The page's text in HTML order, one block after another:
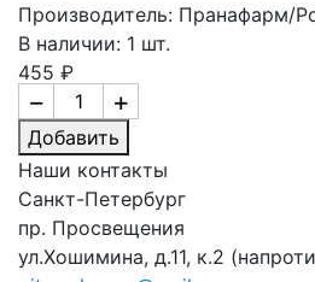
Производитель: Пранафарм/
В наличии: 1 шт.
455 ₽
+
−
Добавить
Наши контакты
Санкт-Петербург
пр. Просвещения
ул.Хошимина, д.11, к.2